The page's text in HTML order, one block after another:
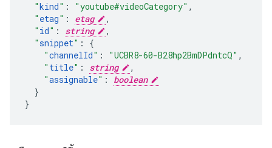
"kind" : "youtube#videoCategory" ,
" etag" : etag
,
" id" : string
,
"snippet" :
"channelId" : "UCBR8-60-B28hp2BmDPdntcQ" ,
" title" : string
,
"assignable" :
boolean
}
}